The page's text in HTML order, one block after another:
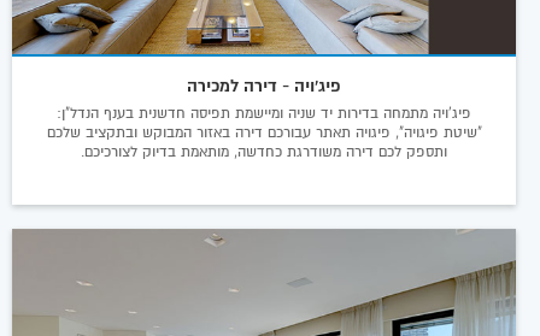
פיג'ויה - דירה למכירה
פיג'ויה מתמחה בדירות יד שניה ומיישמת תפיסה חדשנית בענף הנדל"ן:
"שיטת פיגויה", פיגויה תאתר עבורכם דירה באזור המבוקש ובתקציב שלכם
ותספק לכם דירה משודרגת כחדשה, מותאמת בדיוק לצורכיכם.